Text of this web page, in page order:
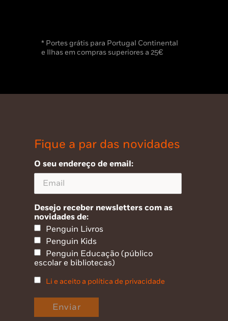
* Portes grátis para Portugal Continental
e Ilhas em compras superiores a 25€
Fique a par das novidades
O seu endereço de email:
Desejo receber newsletters com as
novidades de:
Penguin Livros
Penguin Kids
Penguin Educação (público
escolar e bibliotecas)
Li e aceito a política de privacidade